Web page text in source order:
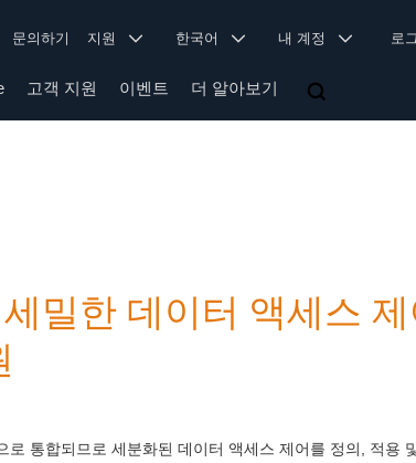
문의하기 지원 한국어 내 계정 로
고객 지원 이벤트 더 알아보기
밀한 데이터 액세스 제
로 통합되므로 세분화된 데이터 액세스 제어를 정의, 적용